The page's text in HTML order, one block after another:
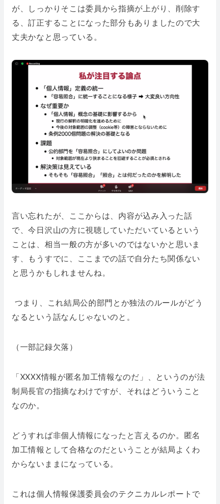
が、しっかりそこは委員から指摘が上がり、削除す
る、訂正することになった部分もありましたので大
丈夫かなと思っている。
言い忘れたが、ここからは、内容が込み入った話
で、今日沢山の方に視聴していただいているという
ことは、相当一般の方が多いのではないかと思いま
す、もうすでに、ここまでの話で自分たち関係ない
と思うかもしれませんね。
つまり、これ結局公的部門とか独法のルールがどう
なるという話なんじゃないのと。
（一部記録欠落）
「XXXX情報が匿名加工情報なのだ」、というのが法
制局長官の指摘なわけですが、それはどういうこと
なのか。
どうすれば非個人情報になったと言えるのか。匿名
加工情報として合格なのだということが結局よくわ
からないままになっている。
これは個人情報保護委員会のテクニカルレポートで